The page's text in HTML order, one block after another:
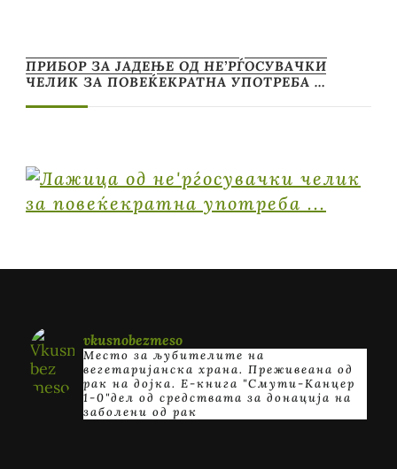
ПРИБОР ЗА ЈАДЕЊЕ ОД НЕ’РЃОСУВАЧКИ
ЧЕЛИК ЗА ПОВЕЌЕКРАТНА УПОТРЕБА …
vkusnobezmeso
Место за љубителите на
вегетаријанска храна. Преживеана од
рак на дојка. E-книга "Смути-Канцер
1-0"дел од средствата за донација на
заболени од рак